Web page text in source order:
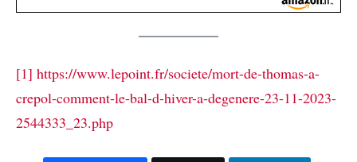
[1] https://www.lepoint.fr/societe/mort-de-thomas-a-
crepol-comment-le-bal-d-hiver-a-degenere-23-11-2023-
2544333_23.php